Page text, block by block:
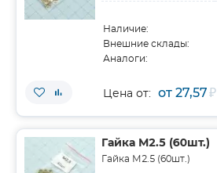
Наличие:
Внешние склады:
Аналоги:
Цена от: от 27,57₽
Гайка М2.5 (60шт.)
Гайка М2.5 (60шт.)